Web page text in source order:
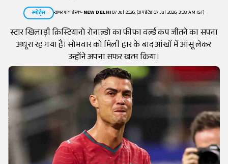
स्पोर्ट्स खबरगांव डेस्क•NEW DELHI07 Jul 2026, (अपडेटेड 07 Jul 2026, 3:38 AM IST)
स्टार खिलाड़ी क्रिस्टियानो रोनाल्डो का फीफा वर्ल्ड कप जीतने का सपना
अधूरा रह गया है। सोमवार को मिली हार के बाद आंखों में आंसू लेकर
उन्होंने अपना सफर खत्म किया।